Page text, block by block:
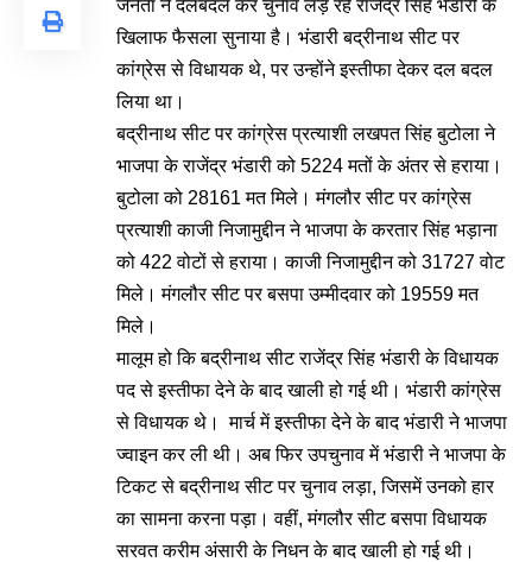
जनता ने दलबदल कर चुनाव लड़ रहे राजेंद्र सिंह भंडारी के
खिलाफ फैसला सुनाया है। भंडारी बद्रीनाथ सीट पर
कांग्रेस से विधायक थे, पर उन्होंने इस्तीफा देकर दल बदल
लिया था।
बद्रीनाथ सीट पर कांग्रेस प्रत्याशी लखपत सिंह बुटोला ने
भाजपा के राजेंद्र भंडारी को 5224 मतों के अंतर से हराया।
बुटोला को 28161 मत मिले। मंगलौर सीट पर कांग्रेस
प्रत्याशी काजी निजामुद्दीन ने भाजपा के करतार सिंह भड़ाना
को 422 वोटों से हराया। काजी निजामुद्दीन को 31727 वोट
मिले। मंगलौर सीट पर बसपा उम्मीदवार को 19559 मत
मिले।
मालूम हो कि बद्रीनाथ सीट राजेंद्र सिंह भंडारी के विधायक
पद से इस्तीफा देने के बाद खाली हो गई थी। भंडारी कांग्रेस
से विधायक थे। मार्च में इस्तीफा देने के बाद भंडारी ने भाजपा
ज्वाइन कर ली थी। अब फिर उपचुनाव में भंडारी ने भाजपा के
टिकट से बद्रीनाथ सीट पर चुनाव लड़ा, जिसमें उनको हार
का सामना करना पड़ा। वहीं, मंगलौर सीट बसपा विधायक
सरवत करीम अंसारी के निधन के बाद खाली हो गई थी।